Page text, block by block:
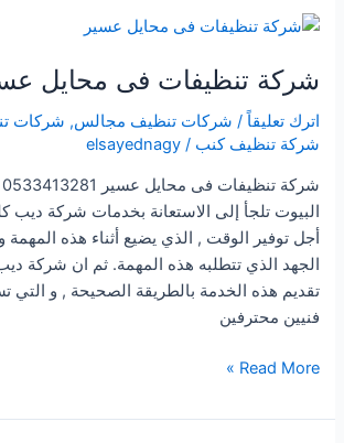
بمحايل
عسير
شركة تنظيفات فى محايل
اترك تعليقاً / شركات تنظيف مجالس, شركات
شركة تنظيف كنب /
elsayednagy
البيوت تلجأ إلى الاستعانة بخدمات شركة ديب
أجل توفير الوقت , الذي يضيع أثناء هذه المهمة
الجهد الذي تتطلبه هذه المهمة. ثم ان شركة
تقديم هذه الخدمة بالطريقة الصحيحة , و التي
فنيين محترفين
شركة
فى
Read More »